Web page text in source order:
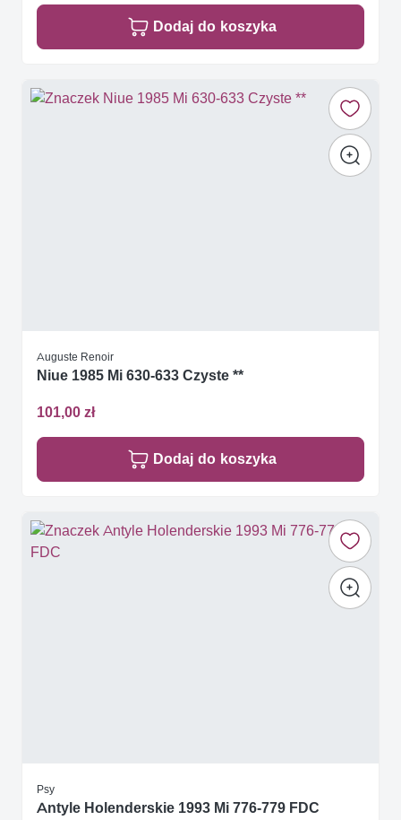
Dodaj do koszyka
Auguste Renoir
Niue 1985 Mi 630-633 Czyste **
101,00 zł
Dodaj do koszyka
Psy
Antyle Holenderskie 1993 Mi 776-779 FDC